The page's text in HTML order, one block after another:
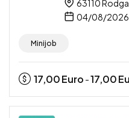
63110
04/08/2026
Minijob
17,00Euro -17,00